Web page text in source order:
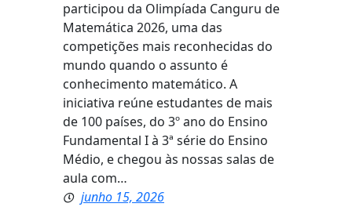
participou da Olimpíada Canguru de
Matemática 2026, uma das
competições mais reconhecidas do
mundo quando o assunto é
conhecimento matemático. A
iniciativa reúne estudantes de mais
de 100 países, do 3º ano do Ensino
Fundamental I à 3ª série do Ensino
Médio, e chegou às nossas salas de
aula com…
junho 15, 2026